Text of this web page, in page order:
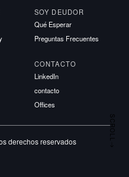
SCROLL
SOY DEUDOR
Qué Esperar
Preguntas Frecuentes
CONTACTO
LinkedIn
contacto
Offices
derechos reservados